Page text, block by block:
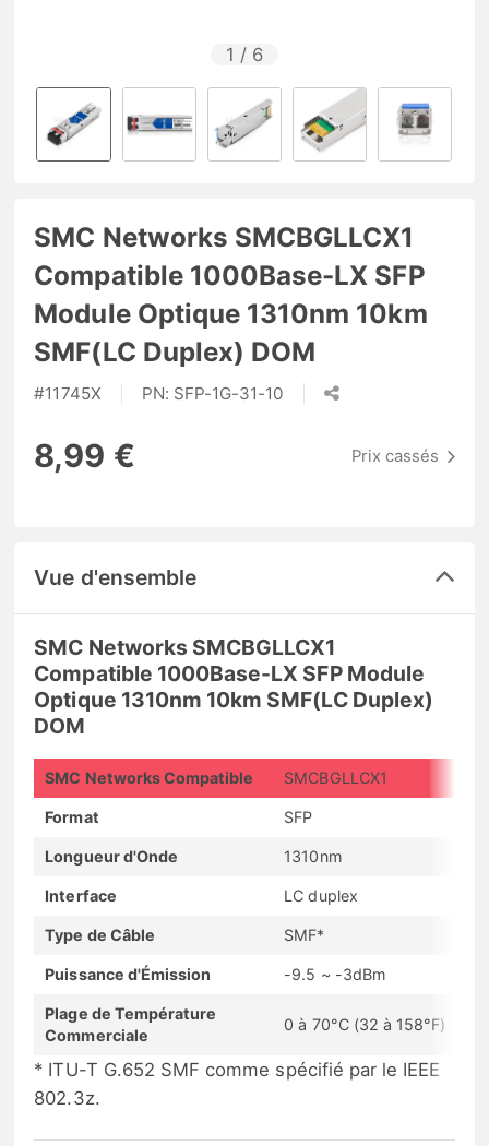
1 / 6
SMC Networks SMCBGLLCX1
Compatible 1000Base-LX SFP
Module Optique 1310nm 10km
SMF(LC Duplex) DOM
#11745X PN: SFP-1G-31-10
8,99 € Prix cassés
Vue d'ensemble
SMC Networks SMCBGLLCX1
Compatible 1000Base-LX SFP Module
Optique 1310nm 10km SMF(LC Duplex)
DOM
SMC Networks Compatible SMCBGLLCX1
Format SFP
Longueur d'Onde 1310nm
Interface LC duplex
Type de Câble SMF*
Puissance d'Émission -9.5 ~ -3dBm
Plage de Température
Commerciale
0 à 70°C (32 à 158°F)
* ITU-T G.652 SMF comme spécifié par le IEEE
802.3z.